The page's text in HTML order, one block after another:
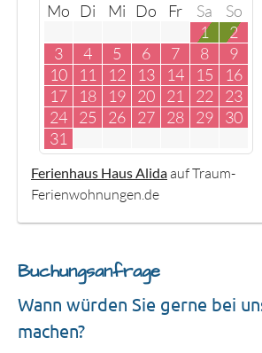
Mo Di Mi Do Fr Sa
So
1
2
3
4 5 6 7 8
9
10
11 12 13 14 15
16
17
18 19 20 21 22
23
24
25 26 27 28 29
30
31
Ferienhaus Haus Alida auf Traum-
Ferienwohnungen.de
Buchungsanfrage
Wann würden Sie gerne bei
machen?